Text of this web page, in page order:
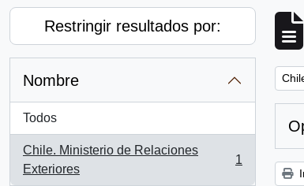
Restringir resultados por:
Nombre
Todos
Chile. Ministerio de Relaciones
Exteriores
, 1 resultados
1